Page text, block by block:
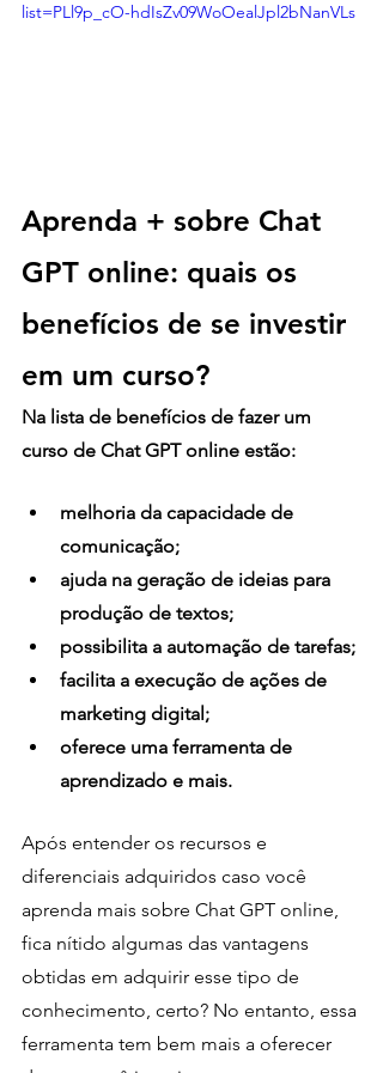
list=PLl9p_cO-hdIsZv09WoOealJpl2bNanVLs
Aprenda + sobre Chat
GPT online: quais os
benefícios de se investir
em um curso?
Na lista de benefícios de fazer um
curso de Chat GPT online estão:
melhoria da capacidade de
comunicação;
ajuda na geração de ideias para
produção de textos;
possibilita a automação de tarefas;
facilita a execução de ações de
marketing digital;
oferece uma ferramenta de
aprendizado e mais.
Após entender os recursos e
diferenciais adquiridos caso você
aprenda mais sobre Chat GPT online,
fica nítido algumas das vantagens
obtidas em adquirir esse tipo de
conhecimento, certo? No entanto, essa
ferramenta tem bem mais a oferecer